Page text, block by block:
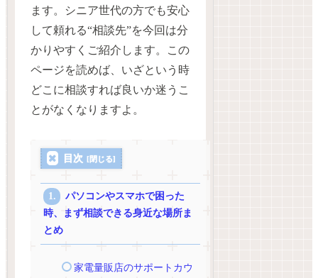
ます。シニア世代の方でも安心
して頼れる“相談先”を今回は分
かりやすくご紹介します。この
ページを読めば、いざという時
どこに相談すれば良いか迷うこ
とがなくなりますよ。
目次
パソコンやスマホで困った
時、まず相談できる身近な場所ま
とめ
家電量販店のサポートカウ